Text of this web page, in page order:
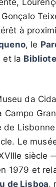
à
, le
et la
da
Campo
de
Le
siècle
1979 et
de Lisboa,